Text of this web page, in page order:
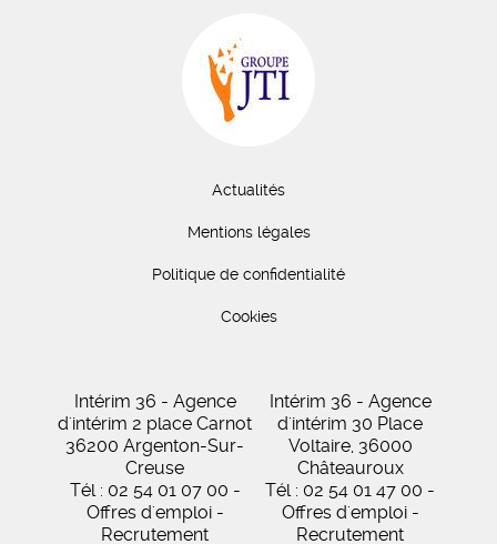
Actualités
Mentions légales
Politique de confidentialité
Cookies
Intérim 36 - Agence
d'intérim 2 place Carnot
36200 Argenton-Sur-
Creuse
Tél : 02 54 01 07 00 -
Offres d'emploi -
Recrutement
Intérim 36 - Agence
d'intérim 30 Place
Voltaire, 36000
Châteauroux
Tél : 02 54 01 47 00 -
Offres d'emploi -
Recrutement